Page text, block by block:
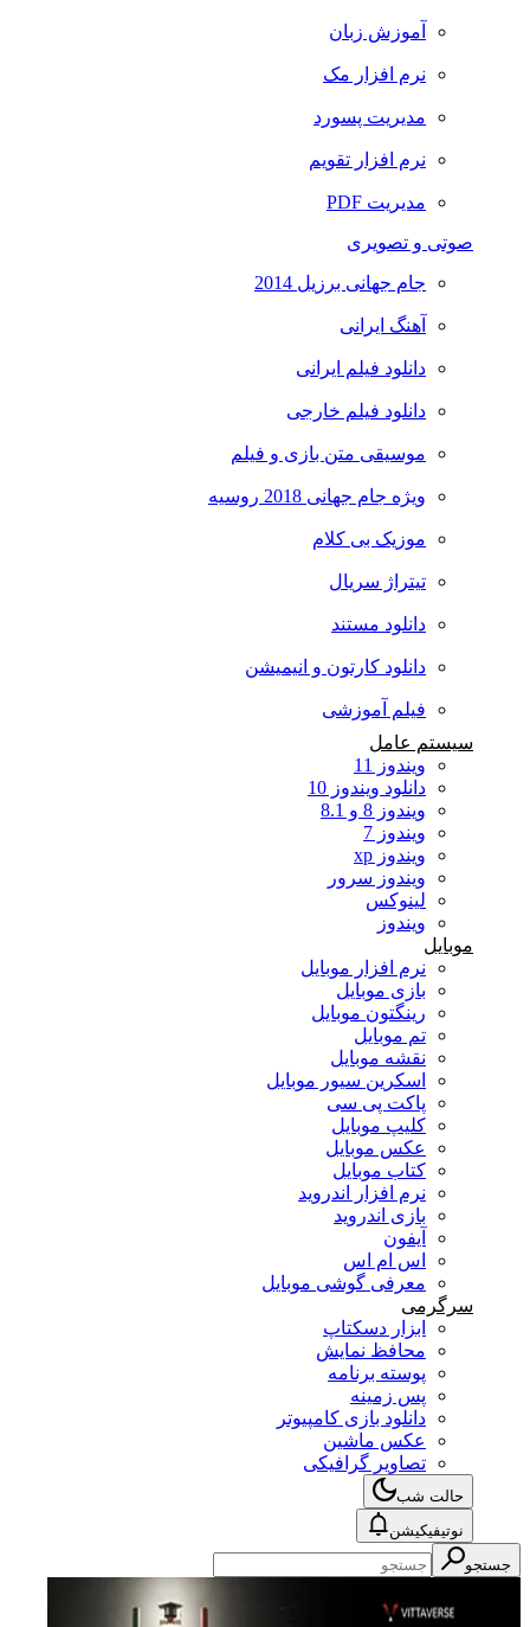
آموزش زبان
نرم افزار مک
مدیریت پسورد
نرم افزار تقویم
مدیریت PDF
صوتی و تصویری
جام جهانی برزیل 2014
آهنگ ایرانی
دانلود فیلم ایرانی
دانلود فیلم خارجی
موسیقی متن بازی و فیلم
ویژه جام جهانی 2018 روسیه
موزیک بی کلام
تیتراژ سریال
دانلود مستند
دانلود کارتون و انیمیشن
فیلم آموزشی
سیستم عامل
ویندوز 11
دانلود ویندوز 10
ویندوز 8 و 8.1
ویندوز 7
ویندوز xp
ویندوز سرور
لینوکس
ویندوز
موبایل
نرم افزار موبایل
بازی موبایل
رینگتون موبایل
تم موبایل
نقشه موبایل
اسکرین سیور موبایل
پاکت پی سی
کلیپ موبایل
عکس موبایل
کتاب موبایل
نرم افزار اندروید
بازی اندروید
آیفون
اس ام اس
معرفی گوشی موبایل
سرگرمی
ابزار دسکتاپ
محافظ نمایش
پوسته برنامه
پس زمینه
دانلود بازی کامپیوتر
عکس ماشین
تصاویر گرافیکی
حالت شب
نوتیفیکیشن
جستجو